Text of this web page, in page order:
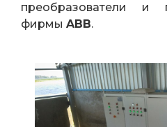
преобразователи и
фирмы ABB.